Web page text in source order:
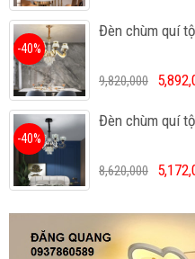
Đèn chùm quí
-40%
9,820,000
Đèn chùm quí
-40%
8,620,000